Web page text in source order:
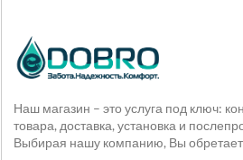
Наш магазин – это услуга под ключ:
товара, доставка, установка и
Выбирая нашу компанию, Вы